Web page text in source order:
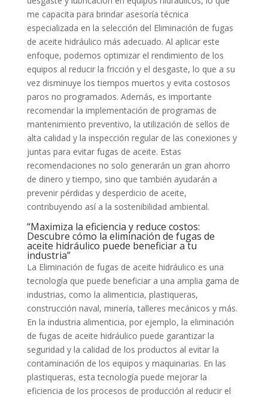
me capacita para brindar asesoría técnica
especializada en la selección del Eliminación de fugas
de aceite hidráulico más adecuado. Al aplicar este
enfoque, podemos optimizar el rendimiento de los
equipos al reducir la fricción y el desgaste, lo que a su
vez disminuye los tiempos muertos y evita costosos
paros no programados. Además, es importante
recomendar la implementación de programas de
mantenimiento preventivo, la utilización de sellos de
alta calidad y la inspección regular de las conexiones y
juntas para evitar fugas de aceite. Estas
recomendaciones no solo generarán un gran ahorro
de dinero y tiempo, sino que también ayudarán a
prevenir pérdidas y desperdicio de aceite,
contribuyendo así a la sostenibilidad ambiental.
“Maximiza la eficiencia y reduce costos:
Descubre cómo la eliminación de fugas de
aceite hidráulico puede beneficiar a tu
industria”
La Eliminación de fugas de aceite hidráulico es una
tecnología que puede beneficiar a una amplia gama de
industrias, como la alimenticia, plastiqueras,
construcción naval, minería, talleres mecánicos y más.
En la industria alimenticia, por ejemplo, la eliminación
de fugas de aceite hidráulico puede garantizar la
seguridad y la calidad de los productos al evitar la
contaminación de los equipos y maquinarias. En las
plastiqueras, esta tecnología puede mejorar la
eficiencia de los procesos de producción al reducir el